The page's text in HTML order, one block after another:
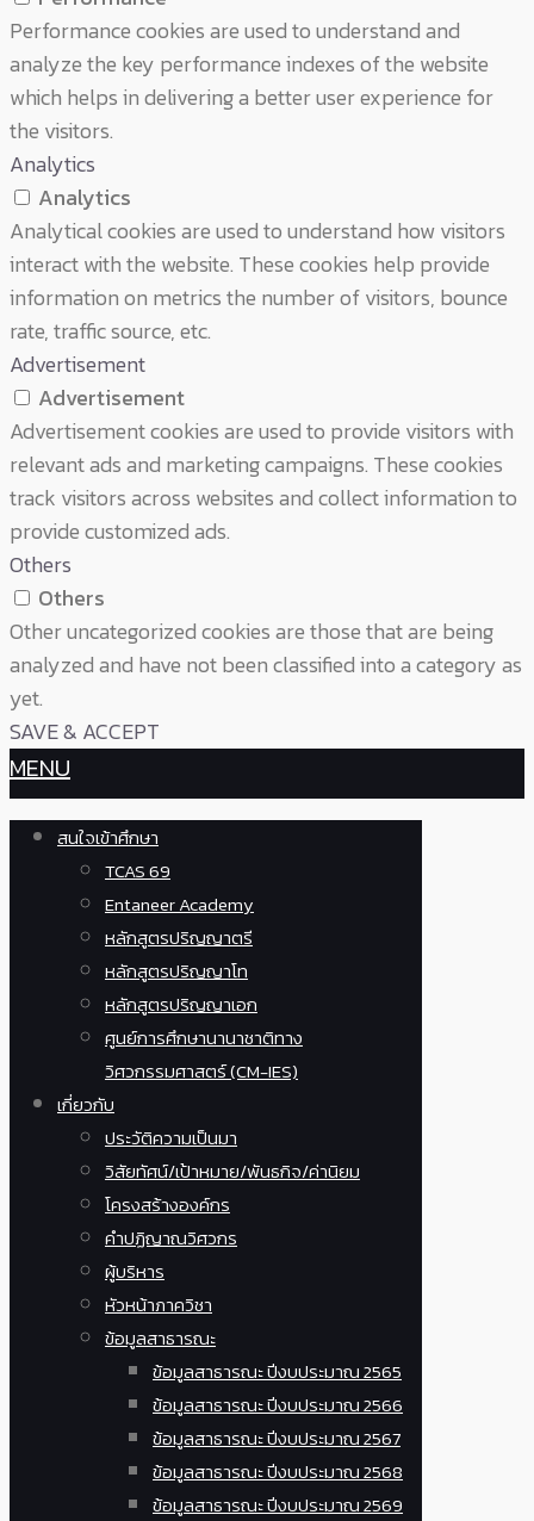
Performance cookies are used to understand and
analyze the key performance indexes of the website
which helps in delivering a better user experience for
the visitors.
Analytics
Analytics
Analytical cookies are used to understand how visitors
interact with the website. These cookies help provide
information on metrics the number of visitors, bounce
rate, traffic source, etc.
Advertisement
Advertisement
Advertisement cookies are used to provide visitors with
relevant ads and marketing campaigns. These cookies
track visitors across websites and collect information to
provide customized ads.
Others
Others
Other uncategorized cookies are those that are being
analyzed and have not been classified into a category as
yet.
SAVE & ACCEPT
MENU
สนใจเข้าศึกษา
TCAS 69
Entaneer Academy
หลักสูตรปริญญาตรี
หลักสูตรปริญญาโท
หลักสูตรปริญญาเอก
ศูนย์การศึกษานานาชาติทาง
วิศวกรรมศาสตร์ (CM-IES)
เกี่ยวกับ
ประวัติความเป็นมา
วิสัยทัศน์/เป้าหมาย/พันธกิจ/ค่านิยม
โครงสร้างองค์กร
คำปฏิญาณวิศวกร
ผู้บริหาร
หัวหน้าภาควิชา
ข้อมูลสาธารณะ
ข้อมูลสาธารณะ ปีงบประมาณ 2565
ข้อมูลสาธารณะ ปีงบประมาณ 2566
ข้อมูลสาธารณะ ปีงบประมาณ 2567
ข้อมูลสาธารณะ ปีงบประมาณ 2568
ข้อมูลสาธารณะ ปีงบประมาณ 2569